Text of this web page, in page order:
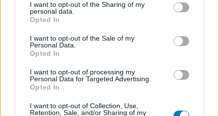
I want to opt-out of the Sharing of my
personal data.
Opted In
I want to opt-out of the Sale of my
Personal Data.
Opted In
I want to opt-out of processing my
Personal Data for Targeted Advertising.
Opted In
I want to opt-out of Collection, Use,
Retention, Sale, and/or Sharing of my
28-11-2021 | Vrouw | 48
bisacodyl (5mg)
Effectiviteit
In de avond om 22.00 uur twee tabletjes ingenomen en
lichte buikkrampen en er kwam (waterdunne) ontlasting.